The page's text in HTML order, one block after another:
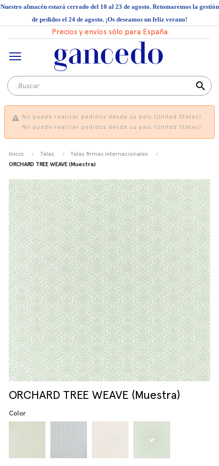
Nuestro almacén estará cerrado del 10 al 23 de agosto. Retomaremos la gestión
de pedidos el 24 de agosto. ¡Os deseamos un feliz verano!
Precios y envíos sólo para España
search
No puede realizar pedidos desde su país (United States).
No puede realizar pedidos desde su país (United States).
Inicio Telas
Telas firmas internacionales
ORCHARD TREE WEAVE (Muestra)
ORCHARD TREE WEAVE (Muestra)
Color